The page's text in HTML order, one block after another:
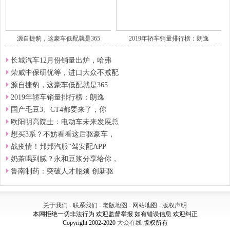
源自捷豹，这豪车低配就是365 2019年轿车销量排行榜：朗逸
长城汽车12月份销量出炉，哈弗
荣威中保研优等，进口大众不减配
源自捷豹，这豪车低配就是365
2019年轿车销量排行榜：朗逸
国产毛豆3、CT4都要来了，你
欧阳明高院士：电动车未来发展总
想买3系？不妨看看这后驱豪车，
战疫情！邦邦汽服“驾安配APP
奶茶喝到腻？永和豆浆分享给你，
鲁南制药：突破人才瓶颈 创新驱
关于我们 - 联系我们 - 老版地图 - 网站地图 - 版权声明
本网拒绝一切非法行为 欢迎监督举报 如有错误信息 欢迎纠正
Copyright 2002-2020 大众在线版权所有